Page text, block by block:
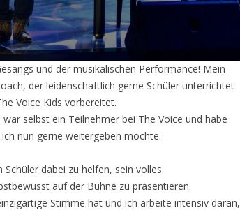
und der musikalischen Performance! Mein
der leidenschaftlich gerne Schüler unterrichtet
Voice Kids vorbereitet.
selbst ein Teilnehmer bei The Voice und habe
nun gerne weitergeben möchte.
dabei zu helfen, sein volles
auf der Bühne zu präsentieren.
Stimme hat und ich arbeite intensiv daran,